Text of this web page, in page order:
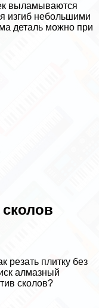
выламываются
изгиб небольшими
деталь можно при
резать плитку без
алмазный
сколов?